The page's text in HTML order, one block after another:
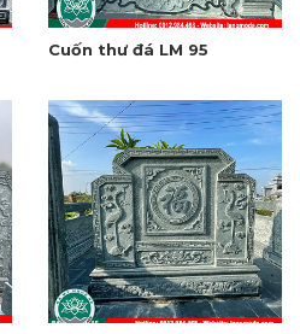
Cuốn thư đá LM 95